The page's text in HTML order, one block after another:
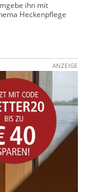
ihn mit
Heckenpflege
ANZEIGE